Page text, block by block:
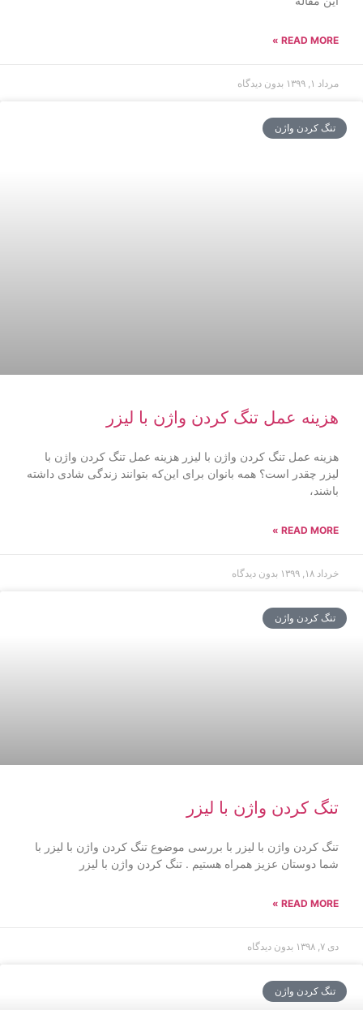
READ MORE »
مرداد ۱, ۱۳۹۹ بدون دیدگاه
تنگ کردن واژن
هزینه عمل تنگ کردن واژن با لیزر
هزینه عمل تنگ کردن واژن با لیزر هزینه عمل تنگ کردن واژن با
لیزر چقدر است؟ همه بانوان برای این‌که بتوانند زندگی شادی داشته
باشند،
READ MORE »
خرداد ۱۸, ۱۳۹۹ بدون دیدگاه
تنگ کردن واژن
تنگ کردن واژن با لیزر
تنگ کردن واژن با لیزر با بررسی موضوع تنگ کردن واژن با لیزر با
شما دوستان عزیز همراه هستیم . تنگ کردن واژن با لیزر
READ MORE »
دی ۷, ۱۳۹۸ بدون دیدگاه
تنگ کردن واژن